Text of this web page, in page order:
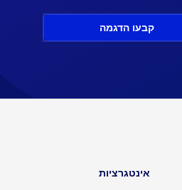
קבעו הדגמה
אינטגרציות